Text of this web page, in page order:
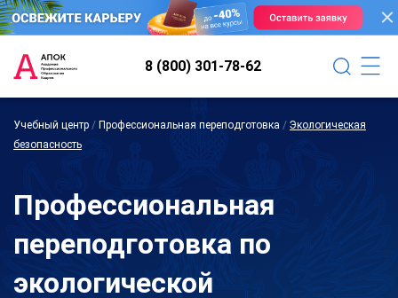
8 (800) 301-78-62
Учебный центр / Профессиональная переподготовка / Экологическая
безопасность
Профессиональная
переподготовка по
экологической